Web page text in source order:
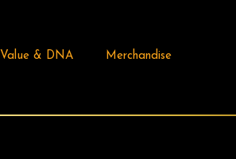
Value & DNA Merchandise